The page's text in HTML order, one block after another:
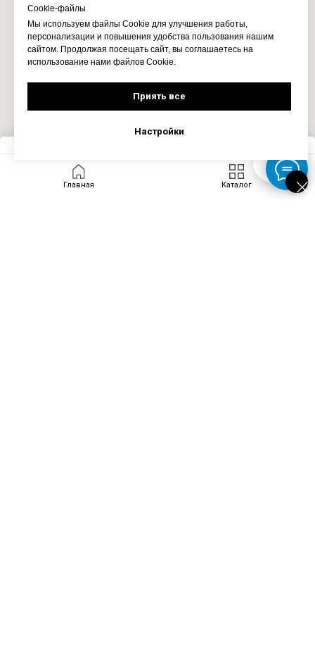
Cookie-файлы
Мы используем файлы Cookie для улучшения работы,
персонализации и повышения удобства пользования нашим
сайтом. Продолжая посещать сайт, вы соглашаетесь на
использование нами файлов Cookie.
Приять все
Настройки
Главная Каталог